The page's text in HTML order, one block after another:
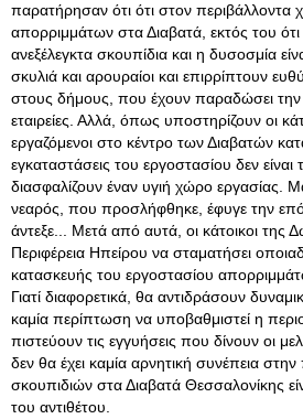
παρατήρησαν ότι ότι στον περιβάλλοντα
απορριμμάτων στα Διαβατά, εκτός του ότι
ανεξέλεγκτα σκουπίδια και η δυσοσμία
σκυλιά και αρουραίοι και επιρρίπτουν
στους δήμους, που έχουν παραδώσει την
εταιρείες. Αλλά, όπως υποστηρίζουν οι
εργαζόμενοι στο κέντρο των Διαβατών
εγκαταστάσεις του εργοστασίου δεν είναι
διασφαλίζουν έναν υγιή χώρο εργασίας.
νεαρός, που προσλήφθηκε, έφυγε την
άντεξε... Μετά από αυτά, οι κάτοικοι της
Περιφέρεια Ηπείρου να σταματήσει
κατασκευής του εργοστασίου
Γιατί διαφορετικά, θα αντιδράσουν
καμία περίπτωση να υποβαθμιστεί η
πιστεύουν τις εγγυήσεις που δίνουν οι
δεν θα έχει καμία αρνητική συνέπεια
σκουπιδιών στα Διαβατά Θεσσαλονίκης
του αντιθέτου.